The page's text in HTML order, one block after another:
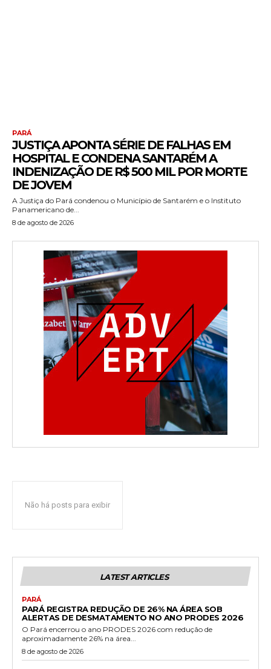
PARÁ
JUSTIÇA APONTA SÉRIE DE FALHAS EM
HOSPITAL E CONDENA SANTARÉM A
INDENIZAÇÃO DE R$ 500 MIL POR MORTE
DE JOVEM
A Justiça do Pará condenou o Município de Santarém e o Instituto
Panamericano de...
8 de agosto de 2026
Não há posts para exibir
LATEST ARTICLES
PARÁ
PARÁ REGISTRA REDUÇÃO DE 26% NA ÁREA SOB
ALERTAS DE DESMATAMENTO NO ANO PRODES 2026
O Pará encerrou o ano PRODES 2026 com redução de
aproximadamente 26% na área...
8 de agosto de 2026